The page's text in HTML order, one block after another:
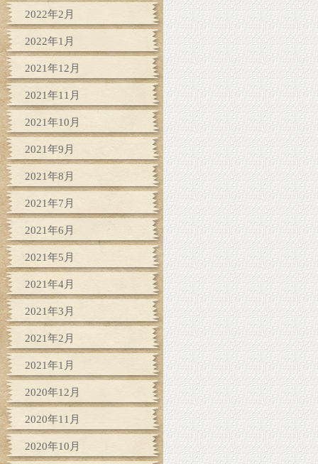
2022年2月
2022年1月
2021年12月
2021年11月
2021年10月
2021年9月
2021年8月
2021年7月
2021年6月
2021年5月
2021年4月
2021年3月
2021年2月
2021年1月
2020年12月
2020年11月
2020年10月